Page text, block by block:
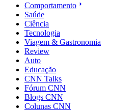
Comportamento
Saúde
Ciência
Tecnologia
Viagem & Gastronomia
Review
Auto
Educação
CNN Talks
Fórum CNN
Blogs CNN
Colunas CNN